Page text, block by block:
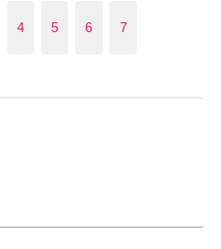
4 5 6 7